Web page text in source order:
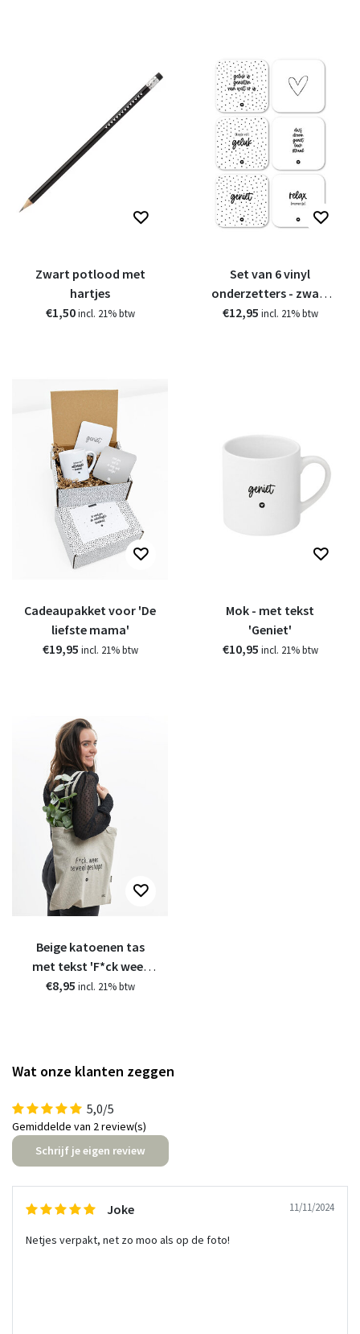
Zwart potlood met
hartjes
€1,50 incl. 21% btw
Set van 6 vinyl
onderzetters - zwart
wit met teksten
€12,95 incl. 21% btw
Cadeaupakket voor 'De
liefste mama'
€19,95 incl. 21% btw
Mok - met tekst
'Geniet'
€10,95 incl. 21% btw
Beige katoenen tas
met tekst 'F*ck weer
teveel geshopt' - van
€8,95 incl. 21% btw
Wat onze klanten zeggen
5,0/5
Gemiddelde van 2 review(s)
Schrijf je eigen review
Joke 11/11/2024
Netjes verpakt, net zo moo als op de foto!